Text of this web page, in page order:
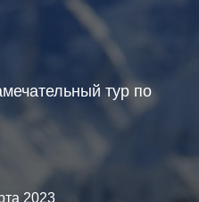
тур по
2023